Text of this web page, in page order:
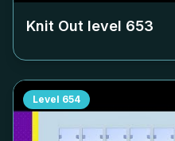
Knit Out level 653
Level 654